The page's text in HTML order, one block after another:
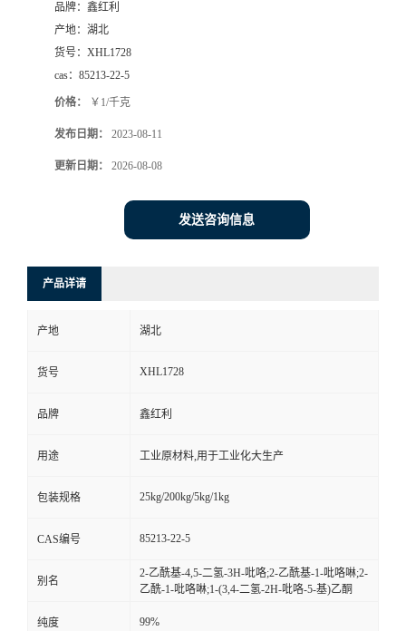
品牌： 鑫红利
产地： 湖北
货号： XHL1728
cas： 85213-22-5
价格： ￥1/千克
发布日期： 2023-08-11
更新日期： 2026-08-08
发送咨询信息
产品详请
产地 湖北
货号 XHL1728
品牌 鑫红利
用途 工业原材料,用于工业化大生产
包装规格 25kg/200kg/5kg/1kg
CAS编号 85213-22-5
别名
2-乙酰基-4,5-二氢-3H-吡咯;2-乙酰基-1-吡咯啉;2-
乙酰-1-吡咯啉;1-(3,4-二氢-2H-吡咯-5-基)乙酮
纯度 99%